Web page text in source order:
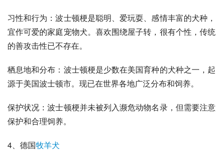
习性和行为：波士顿梗是聪明、爱玩耍、感情丰富的犬种，
宜作可爱的家庭宠物犬。喜欢围绕屋子转，很有个性，传统
的善攻击性已不存在。
栖息地和分布：波士顿梗是少数在美国育种的犬种之一，起
源于美国波士顿市。现已在世界各地广泛分布和饲养。
保护状况：波士顿梗并未被列入濒危动物名录，但需要注意
保护和合理饲养。
4、 德国牧羊犬